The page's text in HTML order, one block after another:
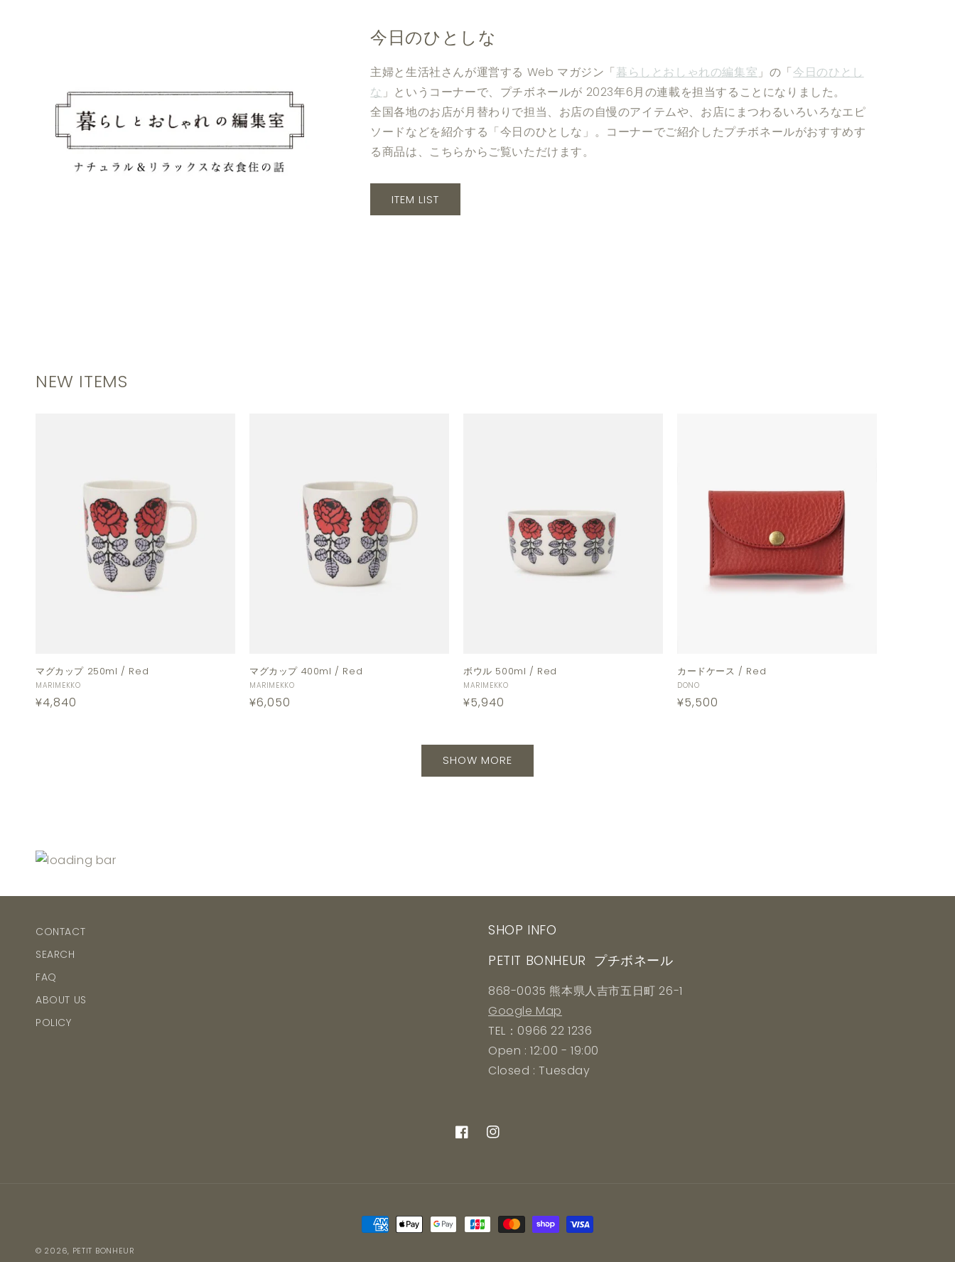
今日のひとしな
主婦と生活社さんが運営する Web マガジン「暮らしとおしゃれの編集室 」の「今日のひとし
な 」というコーナーで、プチボネールが 2023年6月の連載を担当することになりました。
全国各地のお店が月替わりで担当、お店の自慢のアイテムや、お店にまつわるいろいろなエピ
ソードなどを紹介する「今日のひとしな」。コーナーでご紹介したプチボネールがおすすめす
る商品は、こちらからご覧いただけます。
ITEM LIST
NEW ITEMS
マグカップ 250ml / Red
販
売
MARIMEKKO
通
¥4,840
マグカップ 400ml / Red
販
売
MARIMEKKO
通
¥6,050
ボウル 500ml / Red
販
売
MARIMEKKO
通
格
¥5,940
カードケース / Red
販
売
DONO
通
¥5,500
SHOW MORE
CONTACT
SEARCH
FAQ
ABOUT US
POLICY
SHOP INFO
PETIT BONHEUR プチボネール
868-0035 熊本県人吉市五日町 26-1
Google Map
TEL：0966 22 1236
Open : 12:00 - 19:00
Closed : Tuesday
FacebookInstagram
© 2026, PETIT BONHEUR